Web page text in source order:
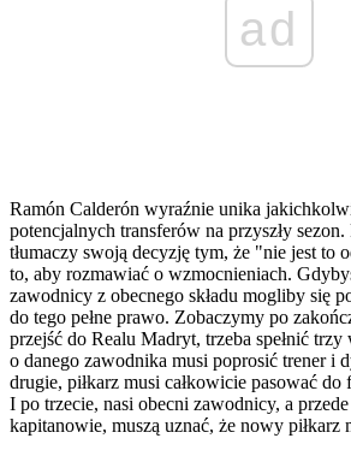
ad
Ramón Calderón wyraźnie unika
potencjalnych transferów na przyszły sezon.
tłumaczy swoją decyzję tym, że "nie jest to
to, aby rozmawiać o wzmocnieniach.
zawodnicy z obecnego składu mogliby się
do tego pełne prawo. Zobaczymy po
przejść do Realu Madryt, trzeba spełnić
o danego zawodnika musi poprosić trener i
drugie, piłkarz musi całkowicie pasować
I po trzecie, nasi obecni zawodnicy, a
kapitanowie, muszą uznać, że nowy piłkarz